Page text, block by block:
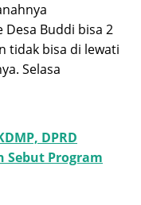
Buddi bisa 2
tidak bisa di lewati
Selasa
DPRD
Sebut Program